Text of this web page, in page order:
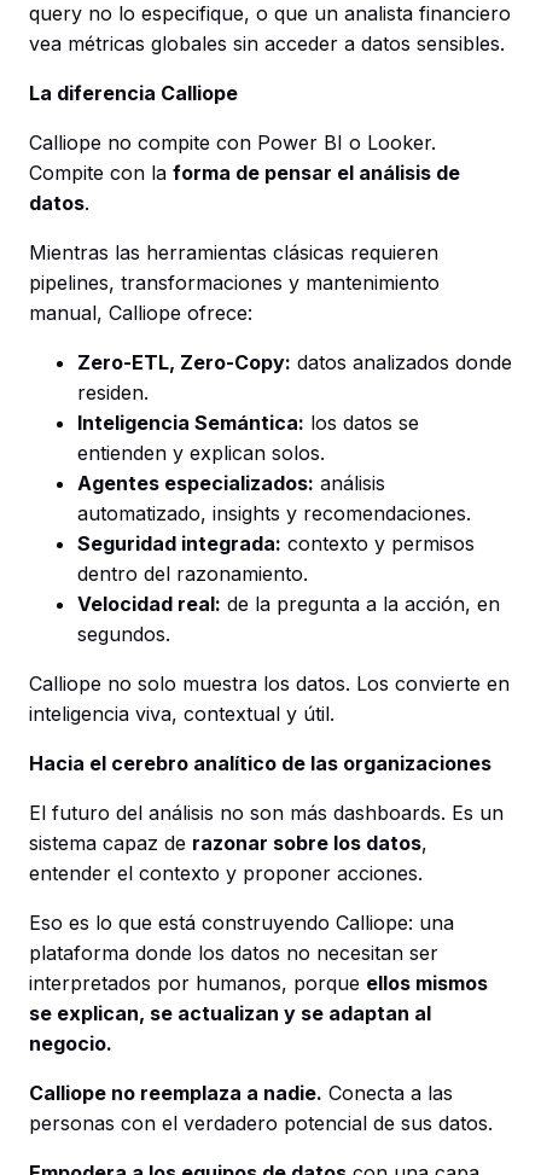
query no lo especifique, o que un analista financiero
vea métricas globales sin acceder a datos sensibles.
La diferencia Calliope
Calliope no compite con Power BI o Looker.
Compite con la forma de pensar el análisis de
datos.
Mientras las herramientas clásicas requieren
pipelines, transformaciones y mantenimiento
manual, Calliope ofrece:
Zero-ETL, Zero-Copy: datos analizados donde
residen.
Inteligencia Semántica: los datos se
entienden y explican solos.
Agentes especializados: análisis
automatizado, insights y recomendaciones.
Seguridad integrada: contexto y permisos
dentro del razonamiento.
Velocidad real: de la pregunta a la acción, en
segundos.
Calliope no solo muestra los datos. Los convierte en
inteligencia viva, contextual y útil.
Hacia el cerebro analítico de las organizaciones
El futuro del análisis no son más dashboards. Es un
sistema capaz de razonar sobre los datos,
entender el contexto y proponer acciones.
Eso es lo que está construyendo Calliope: una
plataforma donde los datos no necesitan ser
interpretados por humanos, porque ellos mismos
se explican, se actualizan y se adaptan al
negocio.
Calliope no reemplaza a nadie. Conecta a las
personas con el verdadero potencial de sus datos.